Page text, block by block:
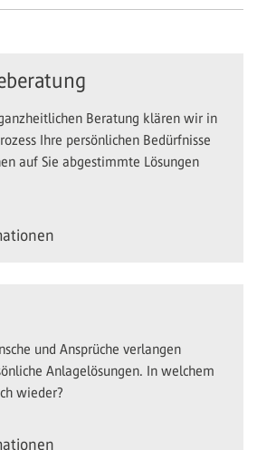
Beratung klären wir in
Ihre persönlichen Bedürfnisse
auf Sie abgestimmte Lösungen
und Ansprüche verlangen
Anlagelösungen. In welchem
wieder?